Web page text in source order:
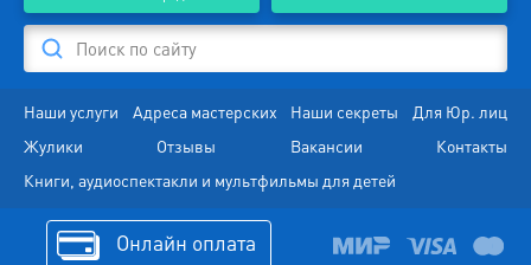
Поиск по сайту
Наши услуги Адреса мастерских Наши секреты
Для Юр. лиц
Жулики
Отзывы Вакансии
Контакты
Книги, аудиоспектакли и мультфильмы для детей
Онлайн оплата